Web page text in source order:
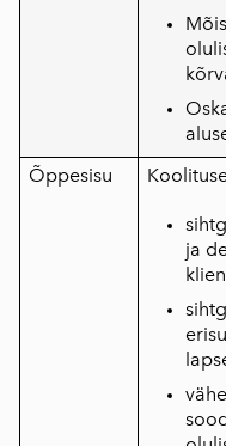
Õppesisu
ja